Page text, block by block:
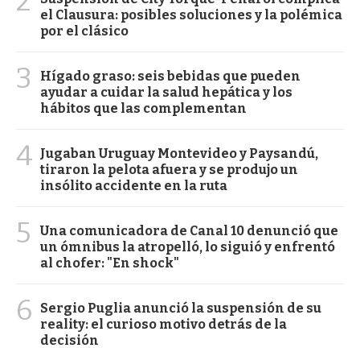
el Clausura: posibles soluciones y la polémica
por el clásico
3
Hígado graso: seis bebidas que pueden
ayudar a cuidar la salud hepática y los
hábitos que las complementan
4 Jugaban Uruguay Montevideo y Paysandú,
tiraron la pelota afuera y se produjo un
insólito accidente en la ruta
5
Una comunicadora de Canal 10 denunció que
un ómnibus la atropelló, lo siguió y enfrentó
al chofer: "En shock"
6
Sergio Puglia anunció la suspensión de su
reality: el curioso motivo detrás de la
decisión